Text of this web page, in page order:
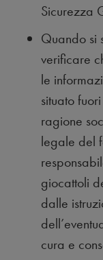
Sicurezza
Quando si
verificare
le
situato
ragione
legale del
giocattoli
dalle
cura e